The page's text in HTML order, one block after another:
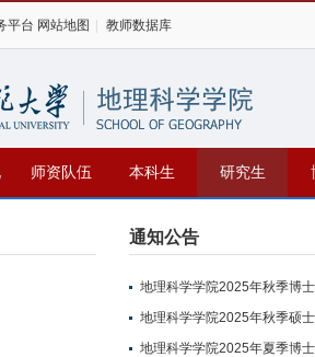
平台 网站地图 教师数据库
师资队伍 本科生 研究生
通知公告
地理科学学院2025年秋季博
地理科学学院2025年秋季硕
地理科学学院2025年夏季博